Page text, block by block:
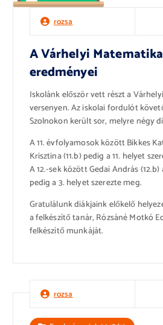
rozsa
A Várhelyi
eredményei
Iskolánk először vett részt a
versenyen. Az iskolai fordulót
Szolnokon került sor, melyre négy
A 11. évfolyamosok között Bikkes
Krisztina (11.b) pedig a 11. helyet
A 12.-sek között Gedai András (12.b)
pedig a 3. helyet szerezte meg.
Gratulálunk diákjaink előkelő
a felkészítő tanár, Rózsáné Motkó
felkészítő munkáját.
rozsa